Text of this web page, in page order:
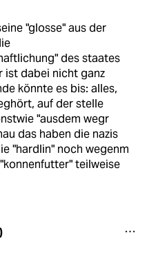
"glosse" aus der
des staates
ist dabei nicht ganz
könnte es bis: alles,
auf der stelle
"ausdem wegr
das haben die nazis
"hardlin" noch wegenm
teilweise